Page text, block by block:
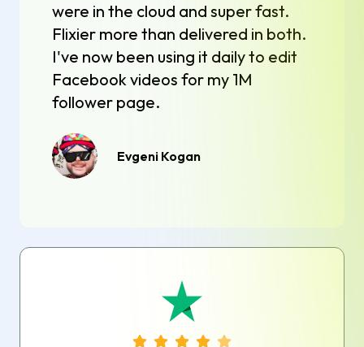
were in the cloud and super fast.
Flixier more than delivered in both.
I've now been using it daily to edit
Facebook videos for my 1M
follower page.
Evgeni Kogan